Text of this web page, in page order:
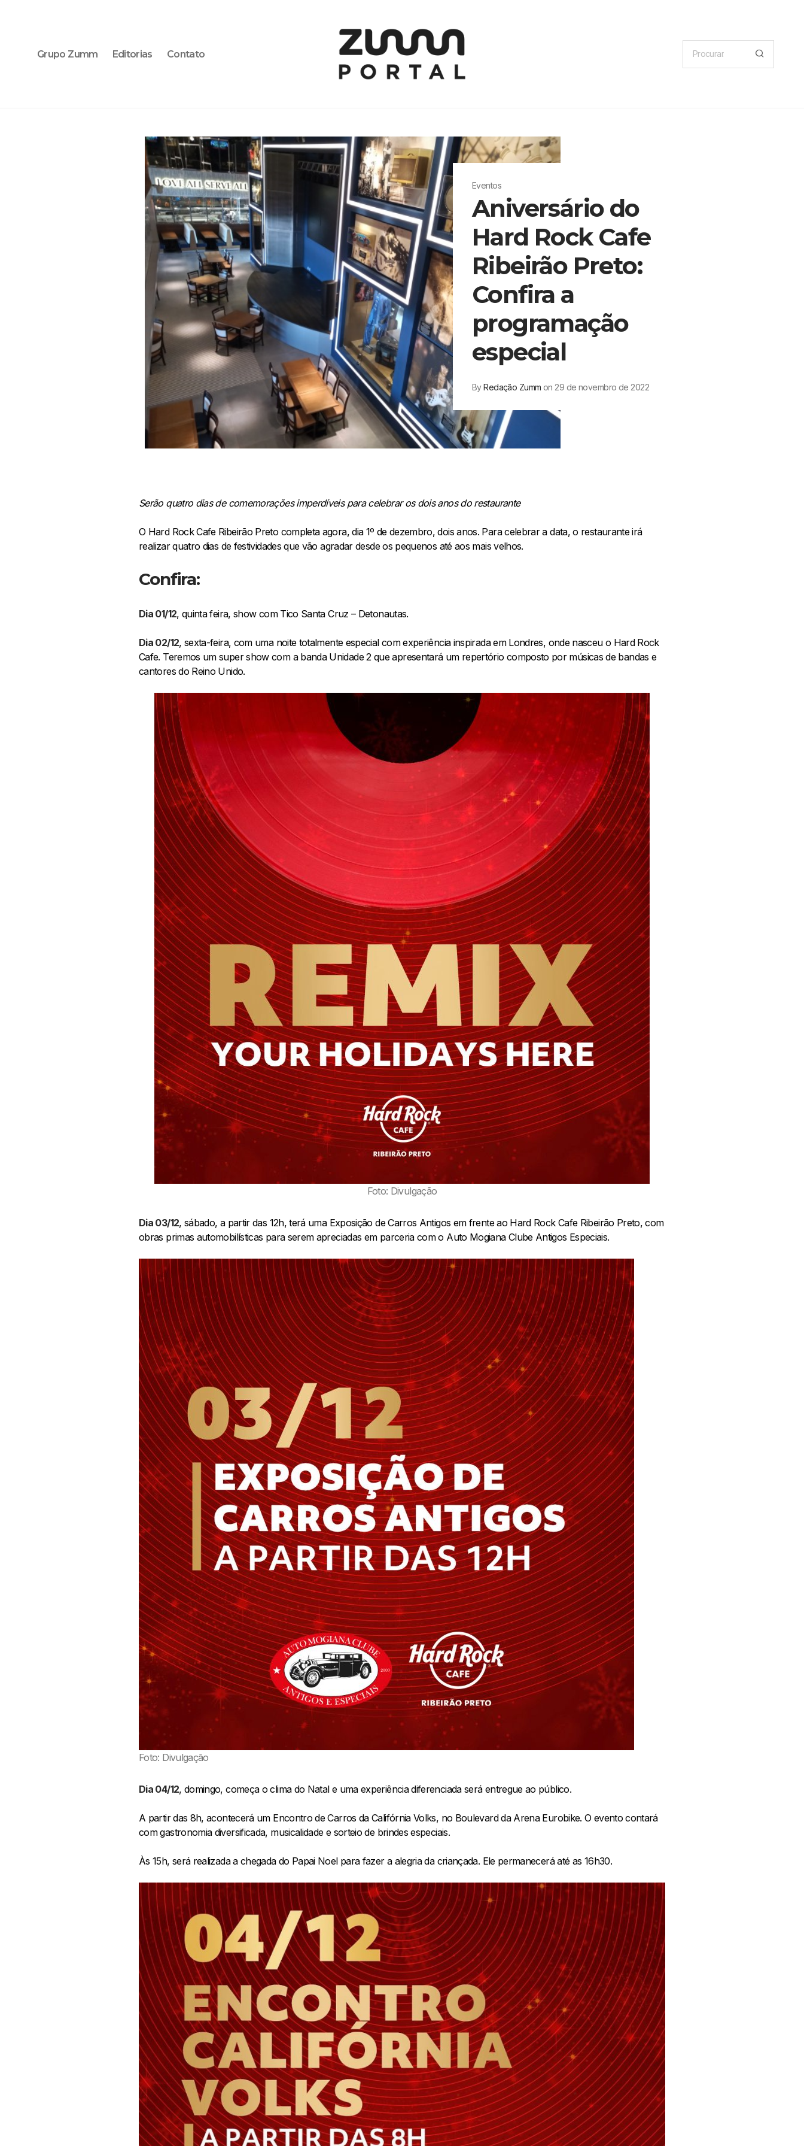
Grupo Zumm Editorias Contato
Eventos
Aniversário do
Hard Rock Cafe
Ribeirão Preto:
Confira a
programação
especial
ByRedação Zumm on 29 de novembro de 2022
Serão quatro dias de comemorações imperdíveis para celebrar os dois anos do restaurante
O Hard Rock Cafe Ribeirão Preto completa agora, dia 1º de dezembro, dois anos. Para celebrar a data, o restaurante irá
realizar quatro dias de festividades que vão agradar desde os pequenos até aos mais velhos.
Confira:
Dia 01/12, quinta feira, show com Tico Santa Cruz – Detonautas.
Dia 02/12, sexta-feira, com uma noite totalmente especial com experiência inspirada em Londres, onde nasceu o Hard Rock
Cafe. Teremos um super show com a banda Unidade 2 que apresentará um repertório composto por músicas de bandas e
cantores do Reino Unido.
Foto: Divulgação
Dia 03/12, sábado, a partir das 12h, terá uma Exposição de Carros Antigos em frente ao Hard Rock Cafe Ribeirão Preto, com
obras primas automobilísticas para serem apreciadas em parceria com o Auto Mogiana Clube Antigos Especiais.
Foto: Divulgação
Dia 04/12, domingo, começa o clima do Natal e uma experiência diferenciada será entregue ao público.
A partir das 8h, acontecerá um Encontro de Carros da Califórnia Volks, no Boulevard da Arena Eurobike. O evento contará
com gastronomia diversificada, musicalidade e sorteio de brindes especiais.
Às 15h, será realizada a chegada do Papai Noel para fazer a alegria da criançada. Ele permanecerá até as 16h30.